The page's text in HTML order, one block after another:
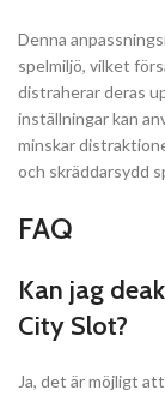
Denna
spelmiljö, vilket
distraherar deras
inställningar kan
minskar
och skräddarsydd
FAQ
Kan jag
City Slot?
Ja, det är möjligt